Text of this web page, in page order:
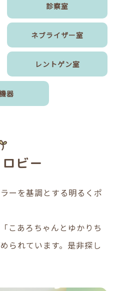
診察室
ネブライザー室
レントゲン室
器
ビー
ーを基調とする明るくポ
こあろちゃんとゆかりち
られています。是非探し